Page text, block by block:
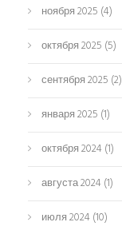
ноября 2025 (4)
октября 2025 (5)
сентября 2025 (2)
января 2025 (1)
октября 2024 (1)
августа 2024 (1)
июля 2024 (10)